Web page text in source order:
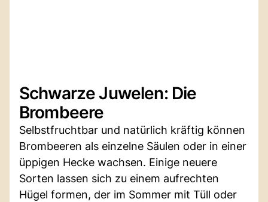
Schwarze Juwelen: Die
Brombeere
Selbstfruchtbar und natürlich kräftig können
Brombeeren als einzelne Säulen oder in einer
üppigen Hecke wachsen. Einige neuere
Sorten lassen sich zu einem aufrechten
Hügel formen, der im Sommer mit Tüll oder